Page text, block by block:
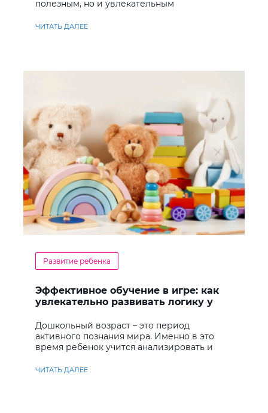
полезным, но и увлекательным
ЧИТАТЬ ДАЛЕЕ
Развитие ребенка
Эффективное обучение в игре: как
увлекательно развивать логику у
Дошкольный возраст – это период
активного познания мира. Именно в это
время ребенок учится анализировать и
ЧИТАТЬ ДАЛЕЕ